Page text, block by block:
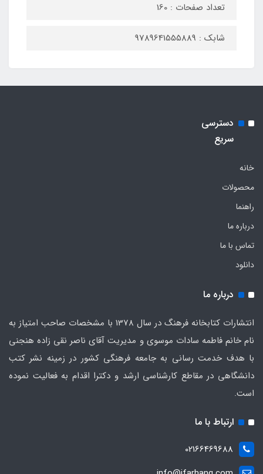
تعداد صفحات : 160
شابک : 9789641555889
دسترسی
سریع
خانه
محصولات
راهنما
درباره ما
تماس با ما
دانلود
درباره ما
انتشارات کتابخانه فرهنگ در سال 1378 با مشخصات صاحب امتیاز به
نام خانم فاطمه سادات موسوی و مدیریت آقای ناصر نقی زاده هنجنی
با هدف خدمت رسانی به جامعه فرهنگی کشور در زمینه نشر کتب
دانشگاهی در مقاطع کارشناسی ارشد و دکترا اقدام به فعالیت نموده
است.
ارتباط با ما
02166469688